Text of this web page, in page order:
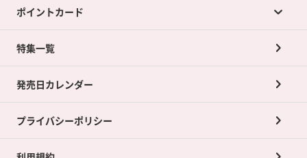
店舗買取について
ネット買取について
買取承諾書について
ポイントカード
ポイントカードTOP
ポイント交換景品
特集一覧
発売日カレンダー
プライバシーポリシー